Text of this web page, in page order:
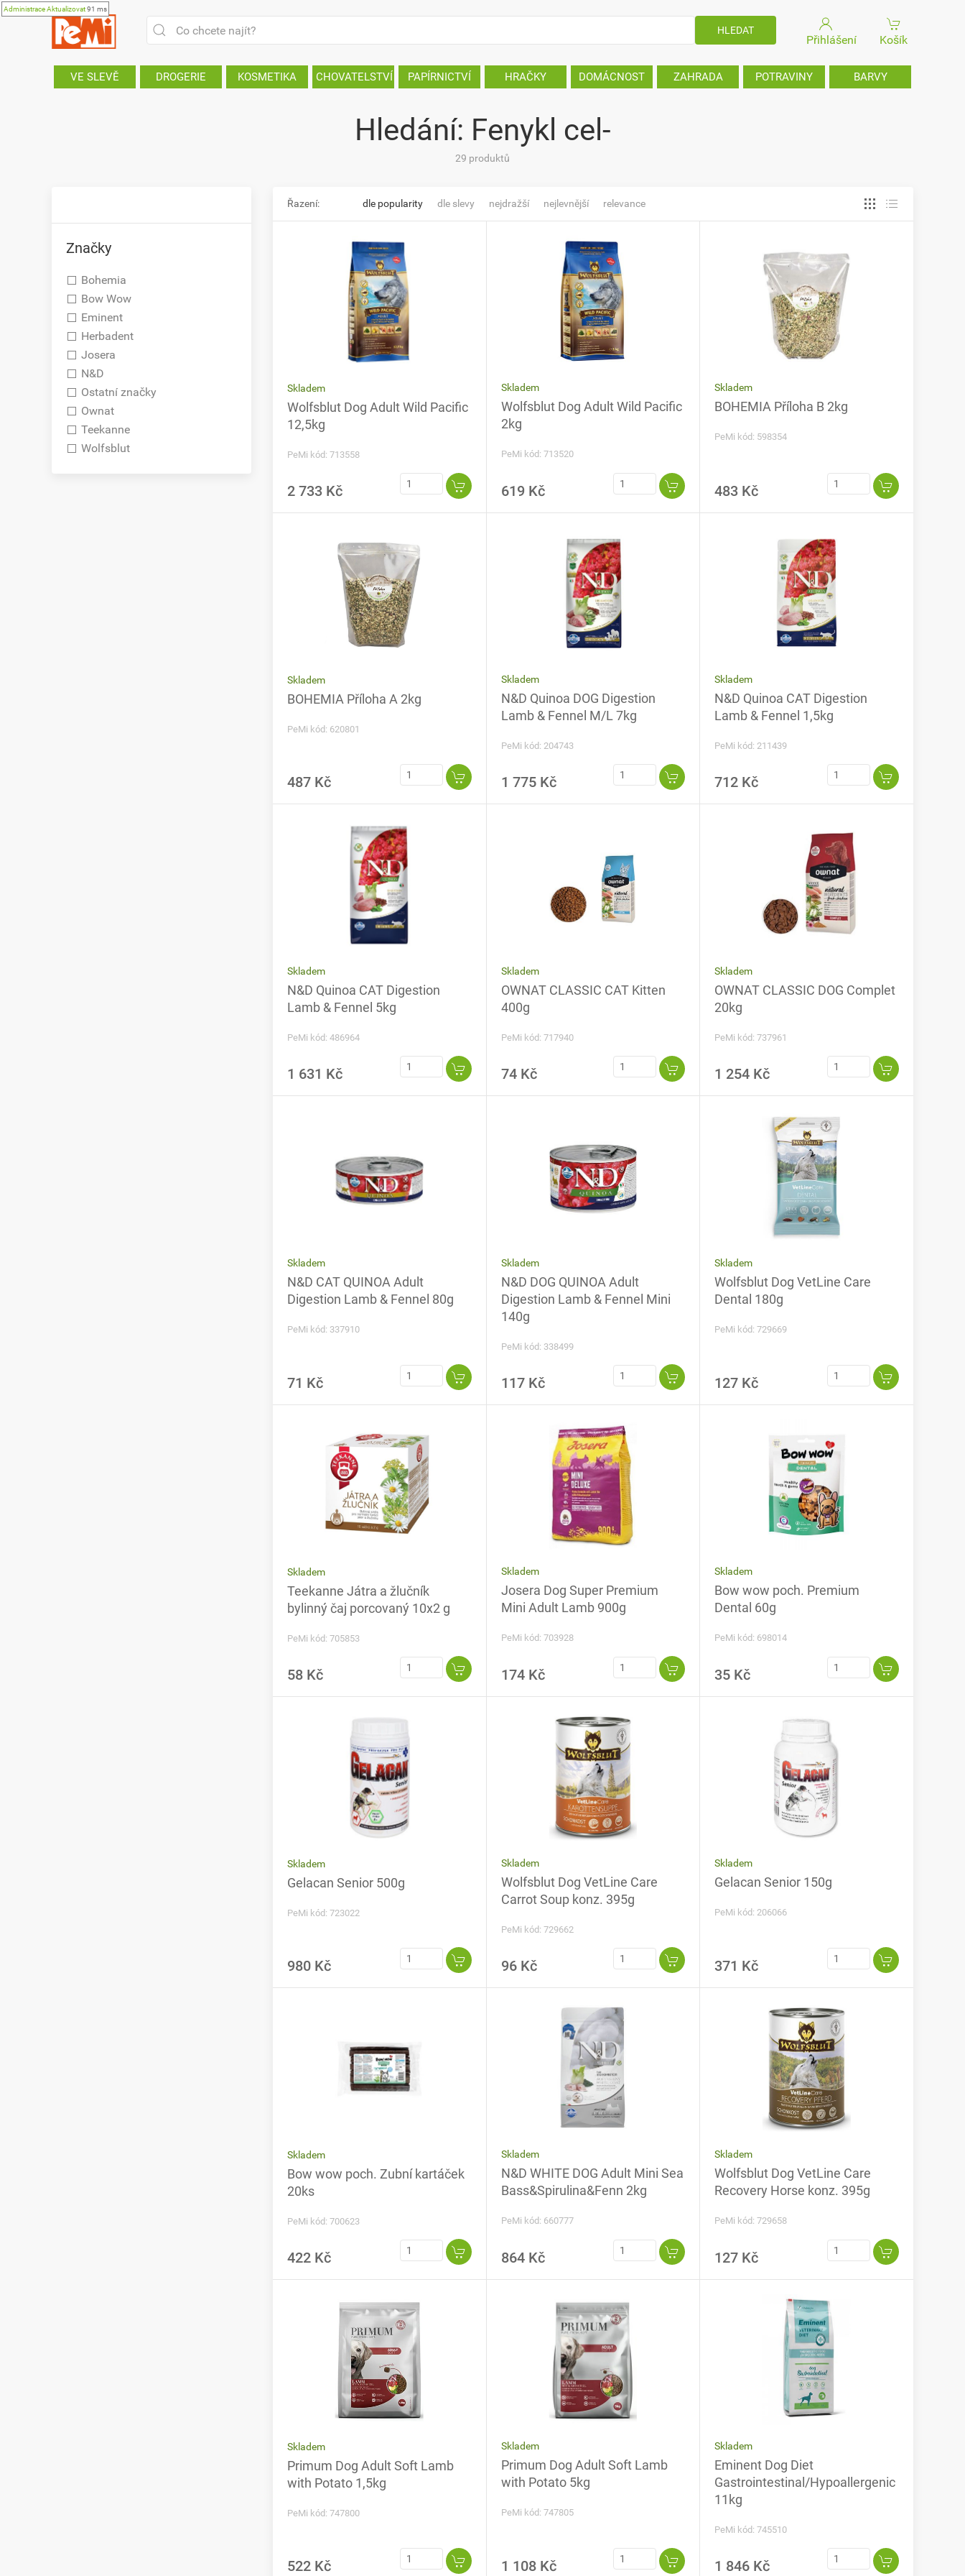
AdministraceAktualizovat91 ms
Přihlášení Košík
VE SLEVĚ DROGERIE KOSMETIKA CHOVATELSTVÍ PAPÍRNICTVÍ HRAČKY DOMÁCNOST ZAHRADA POTRAVINY BARVY
Hledání: Fenykl cel-
29 produktů
Značky
Bohemia
Bow Wow
Eminent
Herbadent
Josera
N&D
Ostatní značky
Ownat
Teekanne
Wolfsblut
Řazení: dle popularity dle slevy nejdražší nejlevnější relevance
Skladem
Wolfsblut Dog Adult Wild Pacific
12,5kg
PeMi kód: 713558
2 733 Kč
Skladem
Wolfsblut Dog Adult Wild Pacific
2kg
PeMi kód: 713520
619 Kč
Skladem
BOHEMIA Příloha B 2kg
PeMi kód: 598354
483 Kč
Skladem
BOHEMIA Příloha A 2kg
PeMi kód: 620801
487 Kč
Skladem
N&D Quinoa DOG Digestion
Lamb & Fennel M/L 7kg
PeMi kód: 204743
1 775 Kč
Skladem
N&D Quinoa CAT Digestion
Lamb & Fennel 1,5kg
PeMi kód: 211439
712 Kč
Skladem
N&D Quinoa CAT Digestion
Lamb & Fennel 5kg
PeMi kód: 486964
1 631 Kč
Skladem
OWNAT CLASSIC CAT Kitten
400g
PeMi kód: 717940
74 Kč
Skladem
OWNAT CLASSIC DOG Complet
20kg
PeMi kód: 737961
1 254 Kč
Skladem
N&D CAT QUINOA Adult
Digestion Lamb & Fennel 80g
PeMi kód: 337910
71 Kč
Skladem
N&D DOG QUINOA Adult
Digestion Lamb & Fennel Mini
140g
PeMi kód: 338499
117 Kč
Skladem
Wolfsblut Dog VetLine Care
Dental 180g
PeMi kód: 729669
127 Kč
Skladem
Teekanne Játra a žlučník
bylinný čaj porcovaný 10x2 g
PeMi kód: 705853
58 Kč
Skladem
Josera Dog Super Premium
Mini Adult Lamb 900g
PeMi kód: 703928
174 Kč
Skladem
Bow wow poch. Premium
Dental 60g
PeMi kód: 698014
35 Kč
Skladem
Gelacan Senior 500g
PeMi kód: 723022
980 Kč
Skladem
Wolfsblut Dog VetLine Care
Carrot Soup konz. 395g
PeMi kód: 729662
96 Kč
Skladem
Gelacan Senior 150g
PeMi kód: 206066
371 Kč
Skladem
Bow wow poch. Zubní kartáček
20ks
PeMi kód: 700623
422 Kč
Skladem
N&D WHITE DOG Adult Mini Sea
Bass&Spirulina&Fenn 2kg
PeMi kód: 660777
864 Kč
Skladem
Wolfsblut Dog VetLine Care
Recovery Horse konz. 395g
PeMi kód: 729658
127 Kč
Skladem
Primum Dog Adult Soft Lamb
with Potato 1,5kg
PeMi kód: 747800
522 Kč
Skladem
Primum Dog Adult Soft Lamb
with Potato 5kg
PeMi kód: 747805
1 108 Kč
Skladem
Eminent Dog Diet
Gastrointestinal/Hypoallergenic
11kg
PeMi kód: 745510
1 846 Kč